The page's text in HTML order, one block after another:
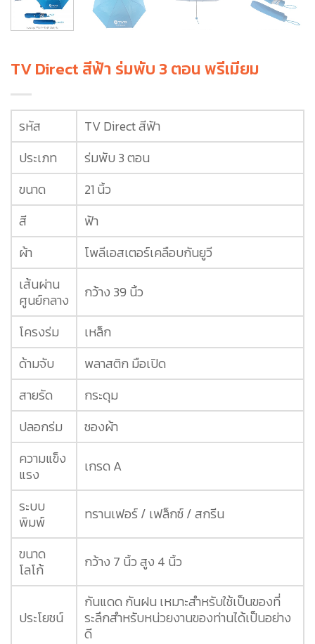
TV Direct สีฟ้า ร่มพับ 3 ตอน พรีเมียม
รหัส
TV Direct สีฟ้า
ประเภท
ร่มพับ 3 ตอน
ขนาด
21 นิ้ว
สี
ฟ้า
ผ้า
โพลีเอสเตอร์เคลือบกันยูวี
เส้นผ่าน
ศูนย์กลาง
กว้าง 39 นิ้ว
โครงร่ม
เหล็ก
ด้ามจับ
พลาสติก มือเปิด
สายรัด
กระดุม
ปลอกร่ม
ซองผ้า
ความแข็ง
แรง
เกรด A
ระบบ
พิมพ์
ทรานเฟอร์ / เฟล็กซ์ / สกรีน
ขนาด
โลโก้
กว้าง 7 นิ้ว สูง 4 นิ้ว
ประโยชน์
กันแดด กันฝน เหมาะสำหรับใช้เป็นของที่
ระลึกสำหรับหน่วยงานของท่านได้เป็นอย่าง
ดี